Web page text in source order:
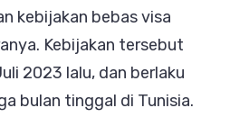
kebijakan bebas visa
Kebijakan tersebut
2023 lalu, dan berlaku
bulan tinggal di Tunisia.